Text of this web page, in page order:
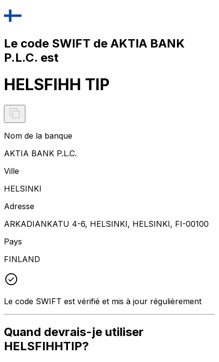
Le code SWIFT de AKTIA BANK
P.L.C. est
HELSFIHH TIP
Nom de la banque
AKTIA BANK P.L.C.
Ville
HELSINKI
Adresse
ARKADIANKATU 4-6, HELSINKI, HELSINKI, FI-00100
Pays
FINLAND
Le code SWIFT est vérifié et mis à jour régulièrement
Quand devrais-je utiliser
HELSFIHHTIP?